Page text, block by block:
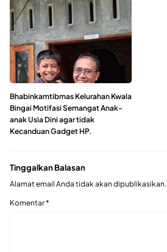
Bhabinkamtibmas Kelurahan Kwala
Bingai Motifasi Semangat Anak-
anak Usia Dini agar tidak
Kecanduan Gadget HP.
Tinggalkan Balasan
Alamat email Anda tidak akan dipublikasikan.
Komentar*